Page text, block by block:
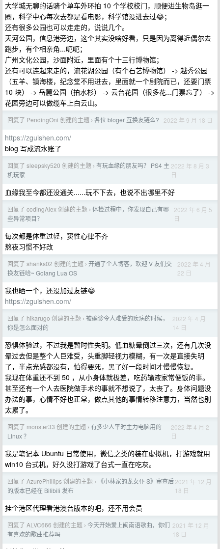
大学城无聊的话骑个单车外环拍 10 个学校校门，顺便进生物岛逛一
圈，科学中心每次去都是看电影，科学馆没进去过😂；
还有很多公园也可以走走的，说说几个。
天河公园，信息港旁边，这个其实没啥好看，只是因为离得近偶尔去
跑步，有个相亲角...呃呃；
广州文化公园，沙面附近，里面有个十三行博物馆；
还有可以连起来走的，流花湖公园（有个石艺博物馆） -> 越秀公园
（五羊、镇海楼，纪念堂不用进去，里面就一个剧院而已，还要门票
10 块） -> 岳麓公园（拍水杉） -> 云台花园（很多花...门票忘了） ->
花园旁边可以做缆车上白云山。
回复了 PendingOni 创建的主题 › 各位 bloger 互换友链么? 2022 年 9 月 18 日
https://zguishen.com/
blog 写成流水账了
回复了 sleepsky520 创建的主题 › 有玩血缘的朋友吗？ PS4 主
机玩家
2022 年 8 月 3
日
血缘我至今都还没通关......玩不下去，也说不出哪里不好
回复了 codingAlex 创建的主题 › 体检过程中，你发现自己有哪
些异常项目？
2022 年 6 月 5
日
每次都是体重过轻，窦性心律不齐
熬夜习惯不好改
回复了 shanks02 创建的主题 › 开通了个人博客，欢迎 V 友们交
换友链哈~ Golang Lua OS
2022 年 4 月
22 日
我也晒一个，还没加过友链😂
https://zguishen.com/
回复了 hikarugo 创建的主题 › 被确诊令人难受的疾病的时候，
你是怎么面对的
2022 年 4 月
14 日
恐惧体验过，不过我是暂时性失明。低血糖晕倒过三次，还有几次没
晕过去但是整个人巨难受，头重脚轻视力模糊，有一次是直接失明
了，半点光感都没有，怕得要死，黑了好一段时间才慢慢恢复。
我现在体重还不到 50 ，从小身体就极差，吃药输液家常便饭的事。
甚至还有一个人去医院做手术的事就不想说了，太丧了。身体问题没
办法的事，心情不好也正常，做点其他的事情转移注意力，当然也别
太累了。
回复了 monster33 创建的主题 › 有多少人平时主力电脑用的
Linux ？
2022 年 4 月 2
日
我是笔记本 Ubuntu 日常使用，微信之类的装在虚拟机，打游戏就用
win10 台式机，好久没打游戏了台式一直在吃灰。
回复了 AzurePhillips 创建的主题 ›
《小林家的龙女仆 S》审查后
的版本已经在 Bilibili 发布
2021 年 12 月
18 日
挂个港区代理看港澳台版本的吧，还不用会员
回复了 ALVC666 创建的主题 › 今天开始爱上闽南语歌曲，你们
有喜欢的歌曲推荐吗
2021 年 12 月
18 日